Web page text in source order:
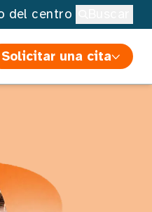
del centro
Solicitar una cita